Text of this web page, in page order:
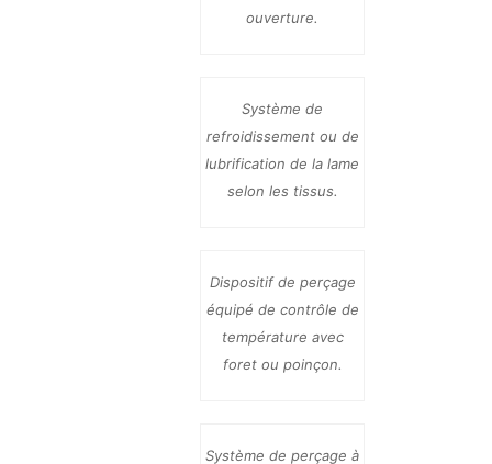
ouverture.
Système de
refroidissement ou de
lubrification de la lame
selon les tissus.
Dispositif de perçage
équipé de contrôle de
température avec
foret ou poinçon.
Système de perçage à